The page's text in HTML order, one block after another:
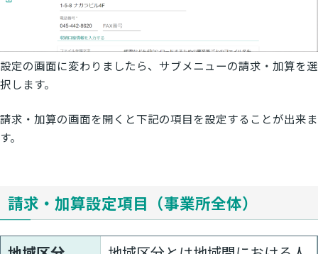
設定の画面に変わりましたら、サブメニューの請求・加算を選
択します。
請求・加算の画面を開くと下記の項目を設定することが出来ま
す。
請求・加算設定項目（事業所全体）